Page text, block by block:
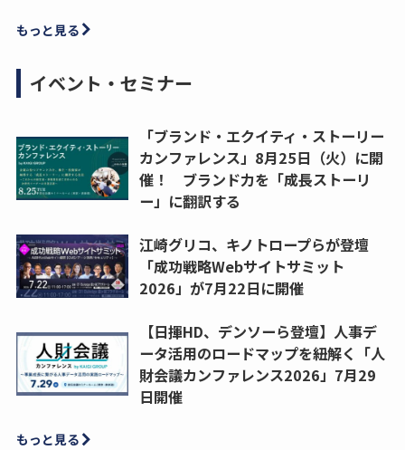
もっと見る
イベント・セミナー
「ブランド・エクイティ・ストーリー
カンファレンス」8月25日（火）に開
催！ ブランド力を「成長ストーリ
ー」に翻訳する
江崎グリコ、キノトロープらが登壇
「成功戦略Webサイトサミット
2026」が7月22日に開催
【日揮HD、デンソーら登壇】人事デ
ータ活用のロードマップを紐解く「人
財会議カンファレンス2026」7月29
日開催
もっと見る